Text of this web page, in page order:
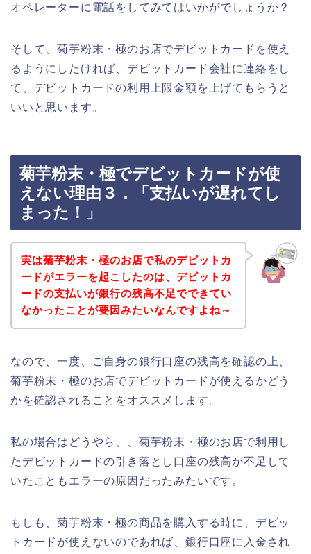
オペレーターに電話をしてみてはいかがでしょうか？
そして、菊芋粉末・極のお店でデビットカードを使え
るようにしたければ、デビットカード会社に連絡をし
て、デビットカードの利用上限金額を上げてもらうと
いいと思います。
菊芋粉末・極でデビットカードが使
えない理由３．「支払いが遅れてし
まった！」
実は菊芋粉末・極のお店で私のデビットカ
ードがエラーを起こしたのは、デビットカ
ードの支払いが銀行の残高不足でできてい
なかったことが要因みたいなんですよね～
なので、一度、ご自身の銀行口座の残高を確認の上、
菊芋粉末・極のお店でデビットカードが使えるかどう
かを確認されることをオススメします。
私の場合はどうやら、、菊芋粉末・極のお店で利用し
たデビットカードの引き落とし口座の残高が不足して
いたこともエラーの原因だったみたいです。
もしも、菊芋粉末・極の商品を購入する時に、デビッ
トカードが使えないのであれば、銀行口座に入金され